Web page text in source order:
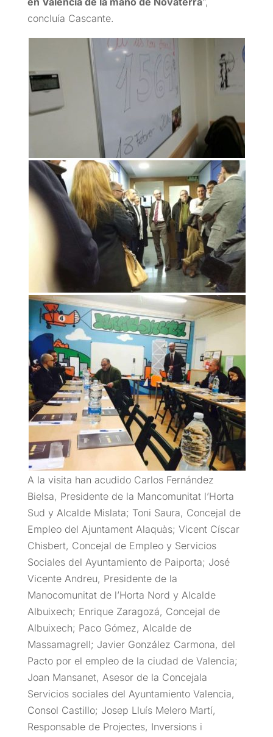
concluía Cascante.
A la visita han acudido Carlos Fernández
Bielsa, Presidente de la Mancomunitat l’Horta
Sud y Alcalde Mislata; Toni Saura, Concejal de
Empleo del Ajuntament Alaquàs; Vicent Císcar
Chisbert, Concejal de Empleo y Servicios
Sociales del Ayuntamiento de Paiporta; José
Vicente Andreu, Presidente de la
Manocomunitat de l’Horta Nord y Alcalde
Albuixech; Enrique Zaragozá, Concejal de
Albuixech; Paco Gómez, Alcalde de
Massamagrell; Javier González Carmona, del
Pacto por el empleo de la ciudad de Valencia;
Joan Mansanet, Asesor de la Concejala
Servicios sociales del Ayuntamiento Valencia,
Consol Castillo; Josep Lluís Melero Martí,
Responsable de Projectes, Inversions i